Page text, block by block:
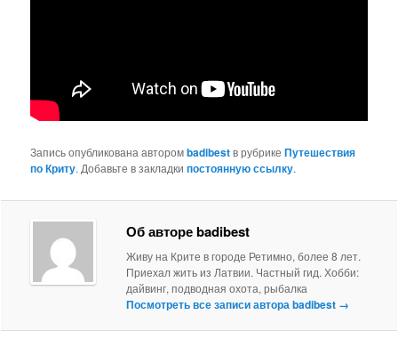
Запись опубликована авторомbadibestв рубрикеПутешествия
по Криту. Добавьте в закладкипостоянную ссылку.
Об авторе badibest
Живу на Крите в городе Ретимно, более 8 лет.
Приехал жить из Латвии. Частный гид. Хобби:
дайвинг, подводная охота, рыбалка
Посмотреть все записи автора badibest →